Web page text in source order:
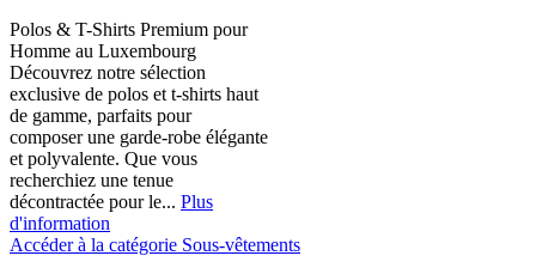
Polos & T-Shirts Premium pour
Homme au Luxembourg
Découvrez notre sélection
exclusive de polos et t-shirts haut
de gamme, parfaits pour
composer une garde-robe élégante
et polyvalente. Que vous
recherchiez une tenue
décontractée pour le... Plus
d'information
Accéder à la catégorie Sous-vêtements